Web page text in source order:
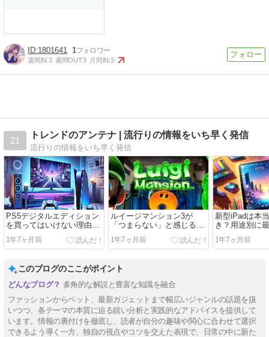
1801641 1
週間IN:3 週間OUT:3 月間IN:3
21
トレンドのアンテナ | 流行りの情報をいち早く発信
流行りの情報をいち早く発信
PS5デジタルエディション
を買ってはいけない理由と
は？後悔しない選び方を解
説
1年7ヶ月前
ルイージマンション3が
「つまらない」と感じる4
つの理由と攻略で楽しむ方
法
1年7ヶ月前
新型iPadは本
き？用途別に
を提案します！
1年7ヶ月前
このブログのここがポイント
多角的な解説と豊富な知識を融合
ファッションからペット、最新ガジェットまで幅広いジャンルの話題を扱
いつつ、各テーマの本質に迫る鋭い分析と実践的なアドバイスを提供して
います。情報の裏付けを徹底し、読者が自分の趣味や関心に合わせて選択
できるよう導く一方、独自の視点やコツを交えた表現で、日常の中に新た